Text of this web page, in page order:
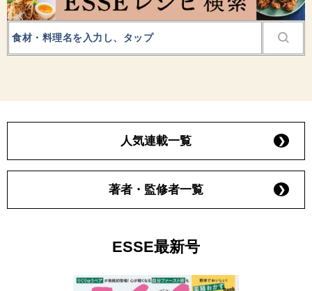
人気連載一覧
著者・監修者一覧
ESSE最新号